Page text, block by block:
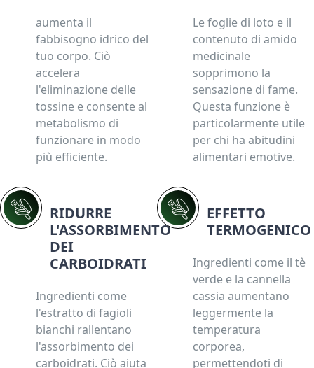
aumenta il
fabbisogno idrico del
tuo corpo. Ciò
accelera
l'eliminazione delle
tossine e consente al
metabolismo di
funzionare in modo
più efficiente.
Le foglie di loto e il
contenuto di amido
medicinale
sopprimono la
sensazione di fame.
Questa funzione è
particolarmente utile
per chi ha abitudini
alimentari emotive.
RIDURRE
L'ASSORBIMENTO
DEI
CARBOIDRATI
Ingredienti come
l'estratto di fagioli
bianchi rallentano
l'assorbimento dei
carboidrati. Ciò aiuta
EFFETTO
TERMOGENICO
Ingredienti come il tè
verde e la cannella
cassia aumentano
leggermente la
temperatura
corporea,
permettendoti di